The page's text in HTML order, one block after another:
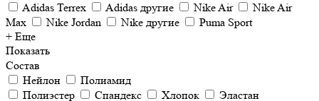
Adidas Terrex
Adidas другие Nike Air
Nike Air
Max
Nike Jordan Nike другие
Puma Sport
+ Еще
Показать
Состав
Нейлон
Полиамид
Полиэстер
Спандекс Хлопок
Эластан